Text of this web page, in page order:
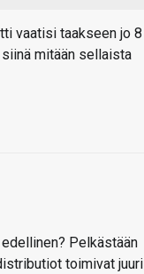
vaatisi taakseen jo 8
mitään sellaista
Pelkästään
toimivat juuri